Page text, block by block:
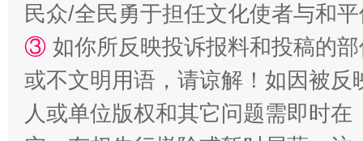
民众/全民勇于担任文化使者与和
③ 如你所反映投诉报料和投稿的
或不文明用语，请谅解！如因被
人或单位版权和其它问题需即时在